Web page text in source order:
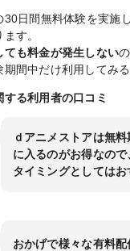
30日間無料体験を実施
す。
ても料金が発生しない
間中だけ利用してみ
る利用者の口コミ
ｄアニメストアは無
に入るのがお得なの
タイミングとしてはお
おかげで様々な有料